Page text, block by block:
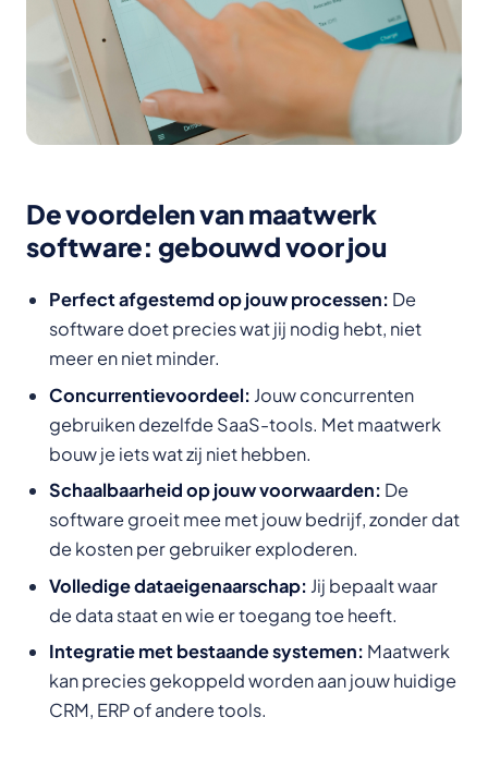
De voordelen van maatwerk
software: gebouwd voor jou
Perfect afgestemd op jouw processen: De
software doet precies wat jij nodig hebt, niet
meer en niet minder.
Concurrentievoordeel: Jouw concurrenten
gebruiken dezelfde SaaS-tools. Met maatwerk
bouw je iets wat zij niet hebben.
Schaalbaarheid op jouw voorwaarden: De
software groeit mee met jouw bedrijf, zonder dat
de kosten per gebruiker exploderen.
Volledige dataeigenaarschap: Jij bepaalt waar
de data staat en wie er toegang toe heeft.
Integratie met bestaande systemen: Maatwerk
kan precies gekoppeld worden aan jouw huidige
CRM, ERP of andere tools.